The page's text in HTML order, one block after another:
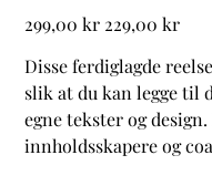
299,00 kr 229,00 kr
Disse ferdiglagde
slik at du kan legge til
egne tekster og
innholdsskapere og